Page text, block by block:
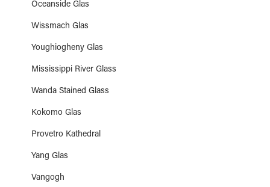
Oceanside Glas
Wissmach Glas
Youghiogheny Glas
Mississippi River Glass
Wanda Stained Glass
Kokomo Glas
Provetro Kathedral
Yang Glas
Vangogh